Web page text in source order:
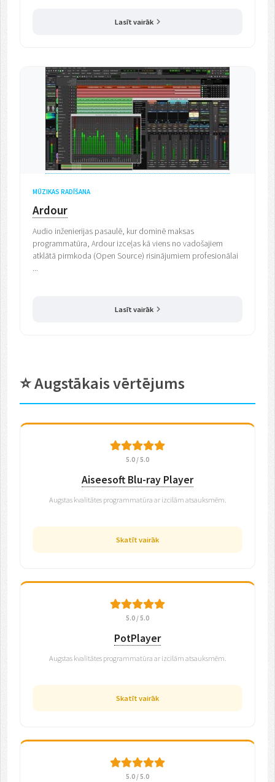
Lasīt vairāk
MŪZIKAS RADĪŠANA
Ardour
Audio inženierijas pasaulē, kur dominē maksas
programmatūra, Ardour izceļas kā viens no vadošajiem
atklātā pirmkoda (Open Source) risinājumiem profesionālai
...
Lasīt vairāk
⭐ Augstākais vērtējums
5.0 / 5.0
Aiseesoft Blu-ray Player
Augstas kvalitātes programmatūra ar izcilām atsauksmēm.
Skatīt vairāk
5.0 / 5.0
PotPlayer
Augstas kvalitātes programmatūra ar izcilām atsauksmēm.
Skatīt vairāk
5.0 / 5.0